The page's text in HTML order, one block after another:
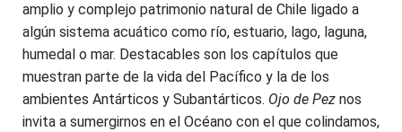
amplio y complejo patrimonio natural de Chile ligado a
algún sistema acuático como río, estuario, lago, laguna,
humedal o mar. Destacables son los capítulos que
muestran parte de la vida del Pacífico y la de los
ambientes Antárticos y Subantárticos. Ojo de Pez nos
invita a sumergirnos en el Océano con el que colindamos,